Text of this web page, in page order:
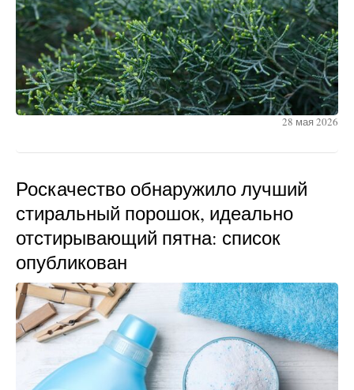
28 мая 2026
Роскачество обнаружило лучший
стиральный порошок, идеально
отстирывающий пятна: список
опубликован